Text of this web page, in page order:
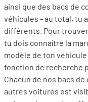
ainsi que des bacs de
véhicules - au total, tu
différents. Pour
tu dois connaître la
modèle de ton
fonction de recherche
Chacun de nos bacs
autres voitures est